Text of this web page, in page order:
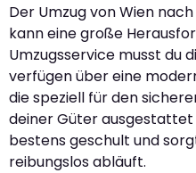
Der Umzug von Wien
kann eine große
Umzugsservice musst du
verfügen über eine
die speziell für den
deiner Güter ausgestattet
bestens geschult und
reibungslos abläuft.